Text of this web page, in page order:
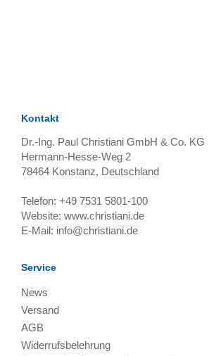
Kontakt
Dr.-Ing. Paul Christiani GmbH & Co. KG
Hermann-Hesse-Weg 2
78464 Konstanz, Deutschland
Telefon: +49 7531 5801-100
Website: www.christiani.de
E-Mail: info@christiani.de
Service
News
Versand
AGB
Widerrufsbelehrung